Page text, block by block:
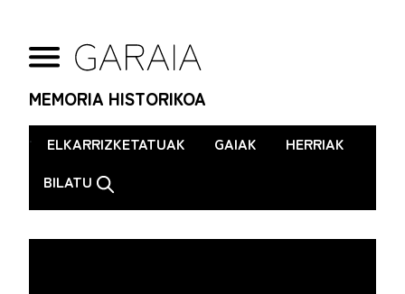
MEMORIA HISTORIKOA
. ELKARRIZKETATUAK GAIAK
HERRIAK
BILATU